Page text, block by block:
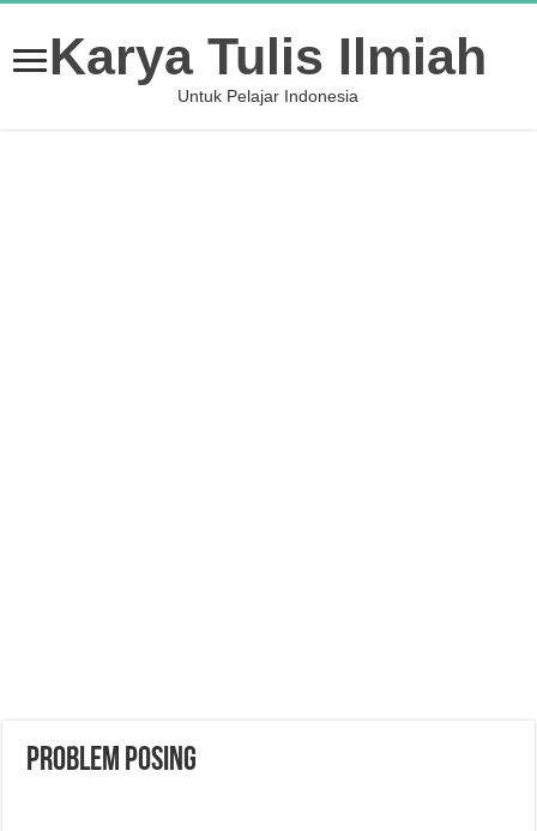
Karya Tulis Ilmiah
Untuk Pelajar Indonesia
Problem Posing